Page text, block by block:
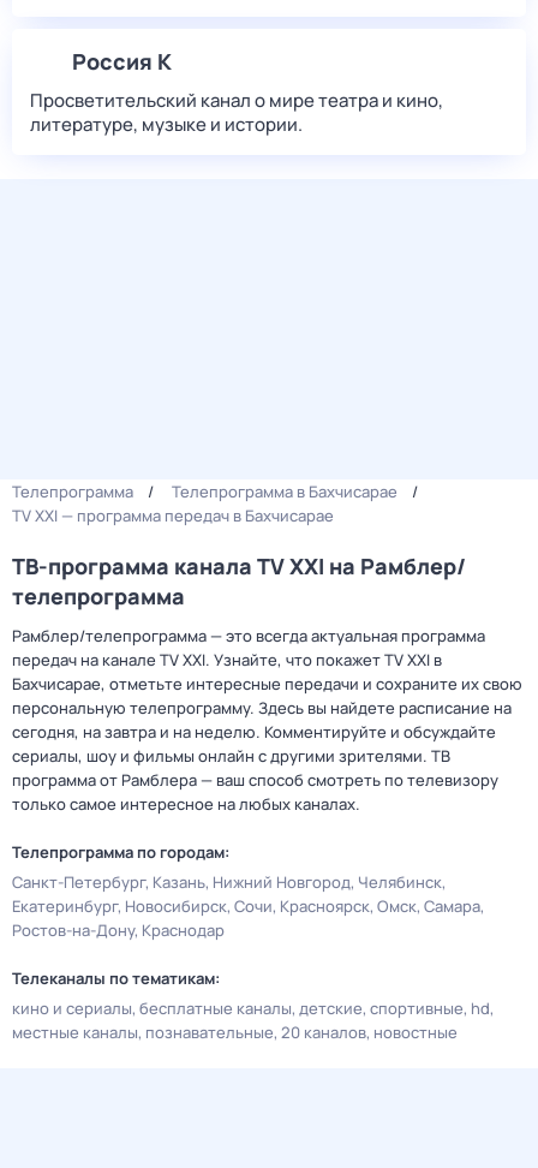
Россия К
Просветительский канал о мире театра и кино,
литературе, музыке и истории.
Телепрограмма
Телепрограмма в Бахчисарае
TV XXI — программа передач в Бахчисарае
ТВ-программа канала TV XXI на Рамблер/
телепрограмма
Рамблер/телепрограмма — это всегда актуальная программа
передач на канале TV XXI. Узнайте, что покажет TV XXI в
Бахчисарае, отметьте интересные передачи и сохраните их свою
персональную телепрограмму. Здесь вы найдете расписание на
сегодня, на завтра и на неделю. Комментируйте и обсуждайте
сериалы, шоу и фильмы онлайн с другими зрителями. ТВ
программа от Рамблера — ваш способ смотреть по телевизору
только самое интересное на любых каналах.
Телепрограмма по городам:
Санкт-Петербург Казань Нижний Новгород Челябинск
Екатеринбург Новосибирск Сочи Красноярск Омск Самара
Ростов-на-Дону Краснодар
Телеканалы по тематикам:
кино и сериалы бесплатные каналы детские спортивные hd
местные каналы познавательные 20 каналов новостные